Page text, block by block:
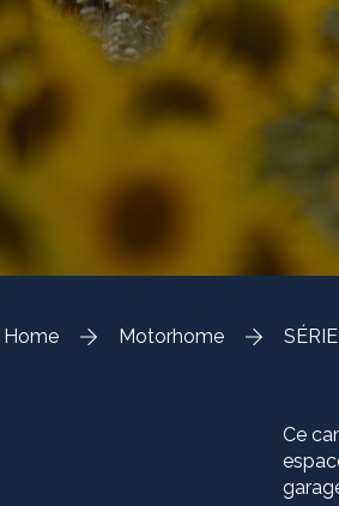
Home Motorhome
Ce